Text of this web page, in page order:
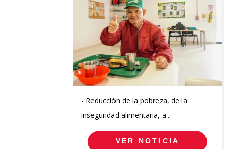
- Reducción de la pobreza, de la
inseguridad alimentaria, a...
VER NOTICIA